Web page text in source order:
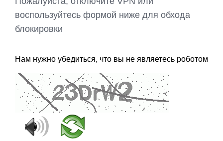
воспользуйтесь формой ниже для обхода
блокировки
Нам нужно убедиться, что вы не являетесь роботом